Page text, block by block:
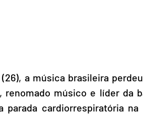
a música brasileira
renomado músico e líder da
parada cardiorrespiratória